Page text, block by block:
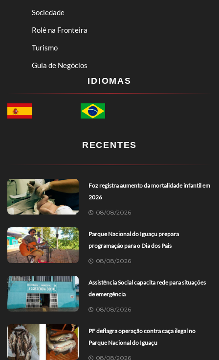
Sociedade
Rolê na Fronteira
Turismo
Guia de Negócios
IDIOMAS
RECENTES
Foz registra aumento da mortalidade infantil em
2026
08/08/2026
Parque Nacional do Iguaçu prepara
programação para o Dia dos Pais
08/08/2026
Assistência Social capacita rede para situações
de emergência
08/08/2026
PF deflagra operação contra caça ilegal no
Parque Nacional do Iguaçu
08/08/2026